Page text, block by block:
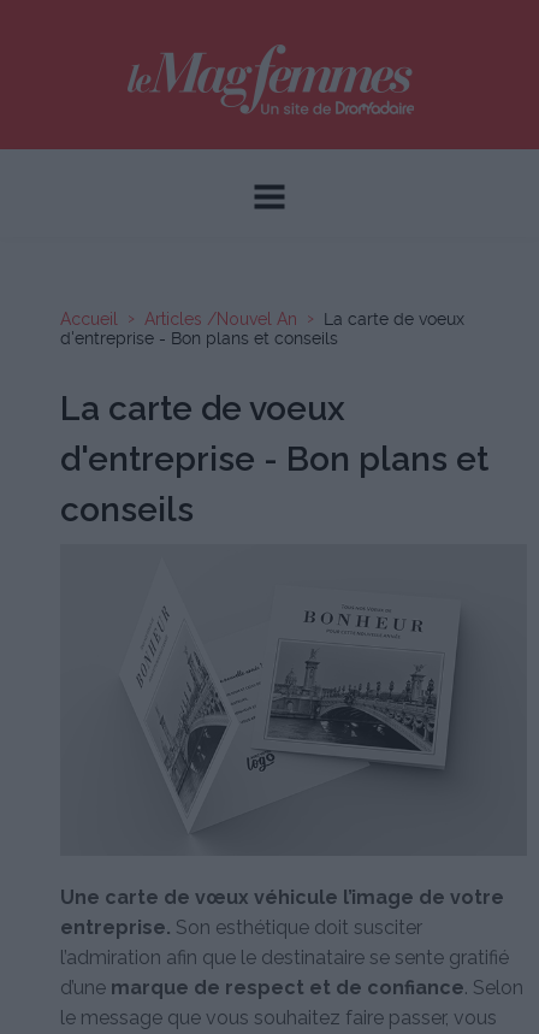
Accueil Articles /Nouvel An
La carte de voeux
d'entreprise - Bon plans et conseils
La carte de voeux
d'entreprise - Bon plans et
conseils
Une carte de vœux véhicule l’image de votre
entreprise. Son esthétique doit susciter
l’admiration afin que le destinataire se sente gratifié
d’une marque de respect et de confiance. Selon
le message que vous souhaitez faire passer, vous